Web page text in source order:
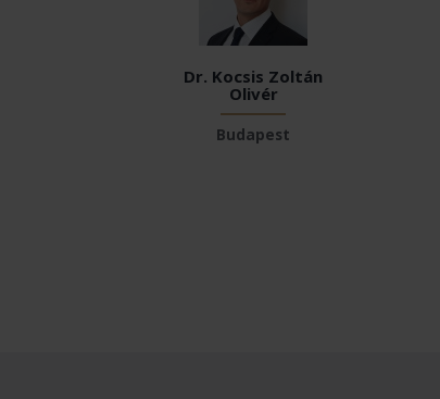
Dr. Kocsis Zoltán
Olivér
Budapest